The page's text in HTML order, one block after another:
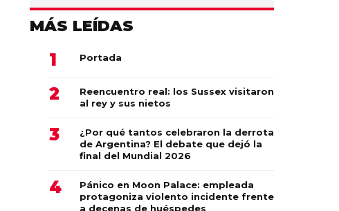
MÁS LEÍDAS
Portada
Reencuentro real: los Sussex visitaron
al rey y sus nietos
¿Por qué tantos celebraron la derrota
de Argentina? El debate que dejó la
final del Mundial 2026
Pánico en Moon Palace: empleada
protagoniza violento incidente frente
a decenas de huéspedes